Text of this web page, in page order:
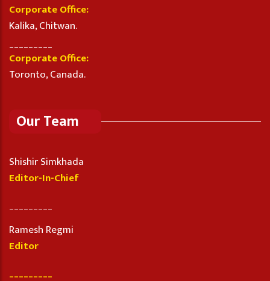
Corporate Office:
Kalika, Chitwan.
Corporate Office:
Toronto, Canada.
Our Team
Shishir Simkhada
Editor-In-Chief
Ramesh Regmi
Editor
_________